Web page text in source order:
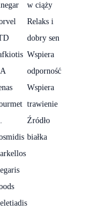
w ciąży
Relaks i
dobry sen
Wspiera
odporność
Wspiera
trawienie
Źródło
białka